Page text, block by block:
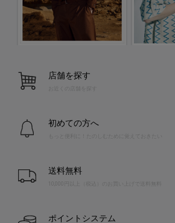
店舗を探す
お近くの店舗を探す
初めての方へ
送料無料
10,000円以上（税込）のお買い上げで送料無料
ポイントシステム